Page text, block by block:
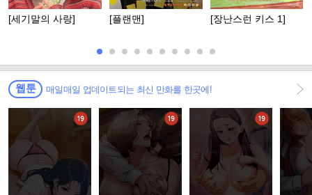
[세기말의 사랑] [플랜맨] [장난스런 키스 1]
웹툰 매일매일 업데이트되는 최신 만화를 한곳에!